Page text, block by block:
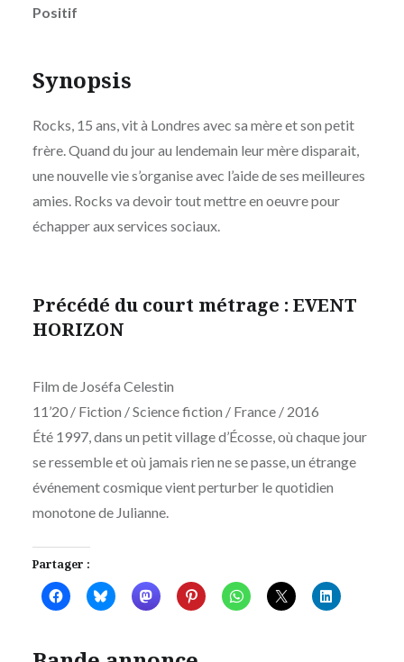
Positif
Synopsis
Rocks, 15 ans, vit à Londres avec sa mère et son petit
frère. Quand du jour au lendemain leur mère disparait,
une nouvelle vie s’organise avec l’aide de ses meilleures
amies. Rocks va devoir tout mettre en oeuvre pour
échapper aux services sociaux.
Précédé du court métrage : EVENT
HORIZON
Film de Joséfa Celestin
11’20 / Fiction / Science fiction / France / 2016
Été 1997, dans un petit village d’Écosse, où chaque jour
se ressemble et où jamais rien ne se passe, un étrange
événement cosmique vient perturber le quotidien
monotone de Julianne.
Partager :